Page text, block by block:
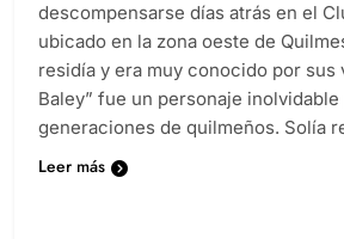
descompensarse días atrás en el
ubicado en la zona oeste de
residía y era muy conocido por sus
Baley” fue un personaje inolvidable
generaciones de quilmeños. Solía
Leer más